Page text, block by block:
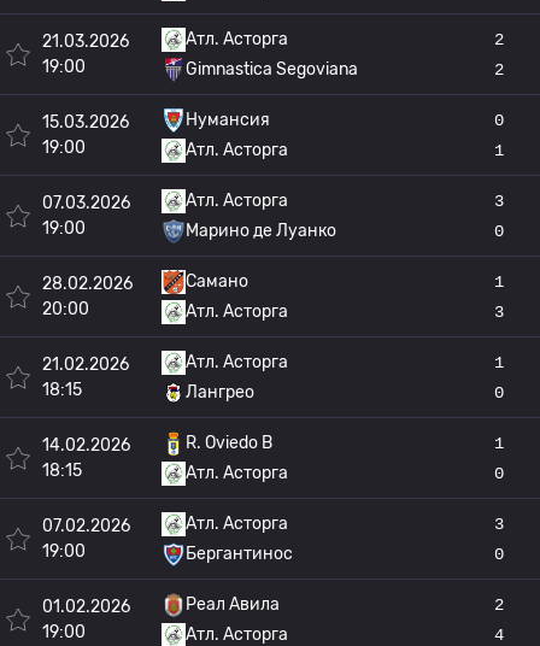
21.03.2026
19:00
Атл. Асторга
Gimnastica Segoviana
2
2
15.03.2026
19:00
Нумансия
Атл. Асторга
0
1
07.03.2026
19:00
Атл. Асторга
Марино де Луанко
3
0
28.02.2026
20:00
Самано
Атл. Асторга
1
3
21.02.2026
18:15
Атл. Асторга
Лангрео
1
0
14.02.2026
18:15
R. Oviedo B
Атл. Асторга
1
0
07.02.2026
19:00
Атл. Асторга
Бергантинос
3
0
01.02.2026
19:00
Реал Авила
Атл. Асторга
2
4